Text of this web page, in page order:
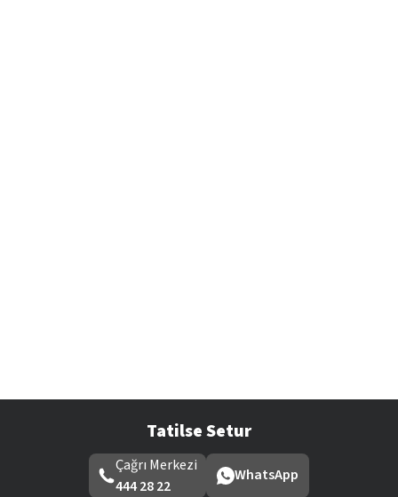
Tatilse Setur
Çağrı Merkezi
444 28 22
WhatsApp